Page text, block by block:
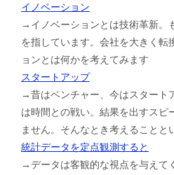
イノベーション
→イノベーションとは技術革新。
を指しています。会社を大きく転
ョンとは何かを考えてみます
スタートアップ
→昔はベンチャー、今はスタート
は時間との戦い。結果を出すスピ
ません。そんなとき考えることと
統計データを定点観測すると
→データは客観的な視点を与えて